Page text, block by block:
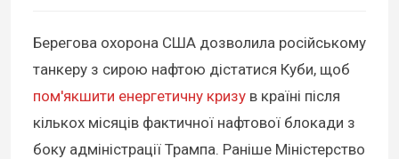
Берегова охорона США дозволила російському
танкеру з сирою нафтою дістатися Куби, щоб
пом'якшити енергетичну кризу в країні після
кількох місяців фактичної нафтової блокади з
боку адміністрації Трампа. Раніше Міністерство